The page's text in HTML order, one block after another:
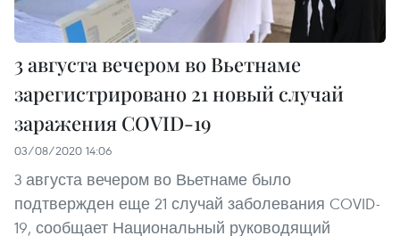
3 августа вечером во Вьетнаме
зарегистрировано 21 новый случай
заражения COVID-19
03/08/2020 14:06
3 августа вечером во Вьетнаме было
подтвержден еще 21 случай заболевания COVID-
19, сообщает Национальный руководящий